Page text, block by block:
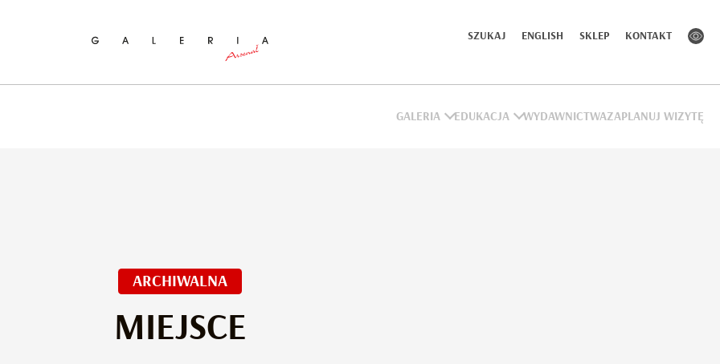
SZUKAJ ENGLISH SKLEP KONTAKT
GALERIA EDUKACJA WYDAWNICTWAZAPLANUJ WIZYTĘ
ARCHIWALNA
MIEJSCE